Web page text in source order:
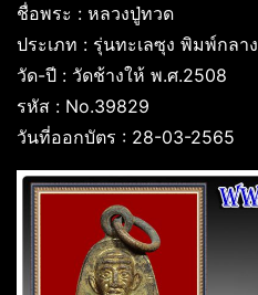
ชื่อพระ : หลวงปู่ทวด
ประเภท : รุ่นทะเลซุง พิมพ์กลาง
วัด-ปี : วัดช้างให้ พ.ศ.2508
รหัส : No.39829
วันที่ออกบัตร : 28-03-2565